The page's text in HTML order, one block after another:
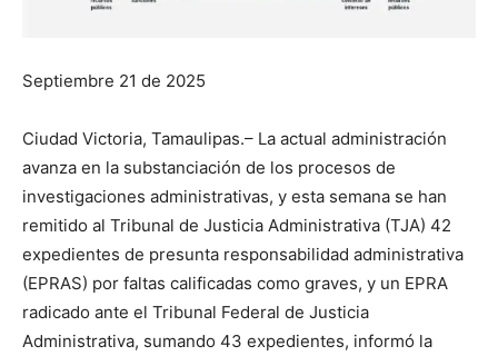
Septiembre 21 de 2025
Ciudad Victoria, Tamaulipas.– La actual administración
avanza en la substanciación de los procesos de
investigaciones administrativas, y esta semana se han
remitido al Tribunal de Justicia Administrativa (TJA) 42
expedientes de presunta responsabilidad administrativa
(EPRAS) por faltas calificadas como graves, y un EPRA
radicado ante el Tribunal Federal de Justicia
Administrativa, sumando 43 expedientes, informó la